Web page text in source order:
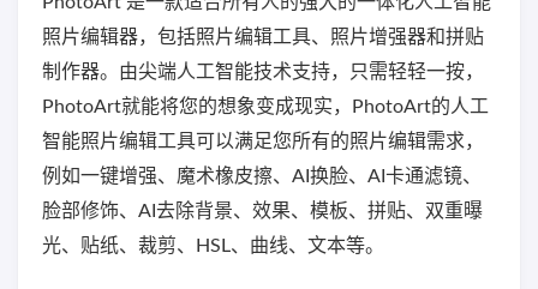
照片编辑器，包括照片编辑工具、照片增强器和拼贴
制作器。由尖端人工智能技术支持，只需轻轻一按，
PhotoArt就能将您的想象变成现实，PhotoArt的人工
智能照片编辑工具可以满足您所有的照片编辑需求，
例如一键增强、魔术橡皮擦、AI换脸、AI卡通滤镜、
脸部修饰、AI去除背景、效果、模板、拼贴、双重曝
光、贴纸、裁剪、HSL、曲线、文本等。